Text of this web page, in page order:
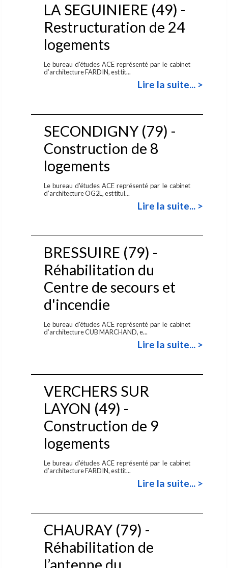
LA SEGUINIERE (49) -
Restructuration de 24
logements
Le bureau d'études ACE représenté par le cabinet
d’architecture FARDIN, est tit...
Lire la suite... >
SECONDIGNY (79) -
Construction de 8
logements
Le bureau d'études ACE représenté par le cabinet
d’architecture OG2L, est titul...
Lire la suite... >
BRESSUIRE (79) -
Réhabilitation du
Centre de secours et
d'incendie
Le bureau d'études ACE représenté par le cabinet
d’architecture CUB MARCHAND, e...
Lire la suite... >
VERCHERS SUR
LAYON (49) -
Construction de 9
logements
Le bureau d'études ACE représenté par le cabinet
d’architecture FARDIN, est tit...
Lire la suite... >
CHAURAY (79) -
Réhabilitation de
l’antenne du